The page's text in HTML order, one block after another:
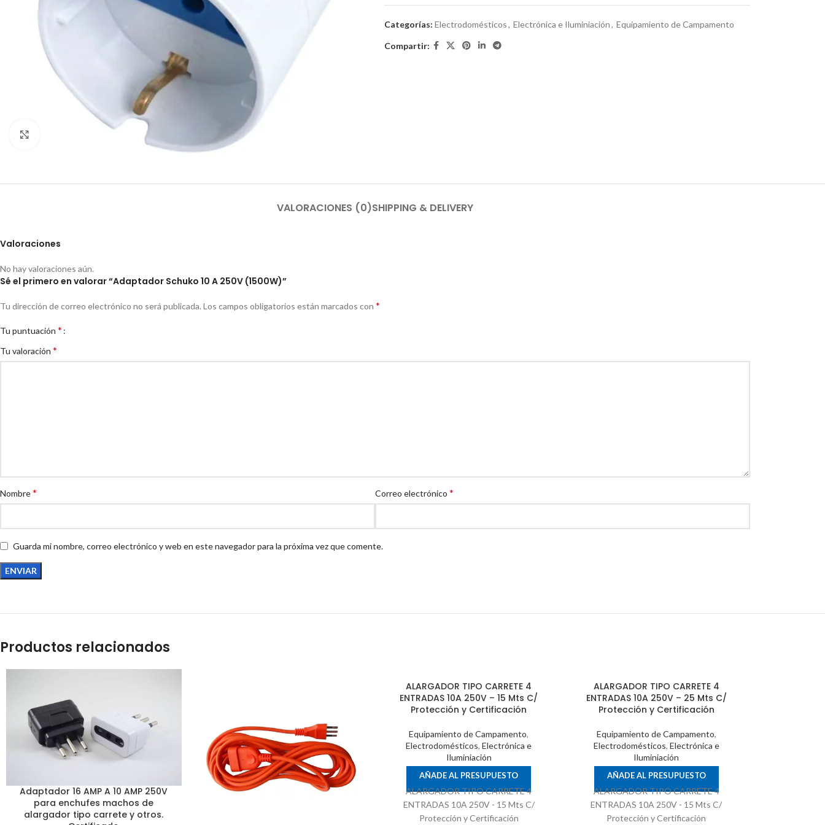
Categorías: Electrodomésticos, Electrónica e Iluminiación, Equipamiento de Campamento
Compartir:
VALORACIONES (0)SHIPPING & DELIVERY
Valoraciones
No hay valoraciones aún.
Sé el primero en valorar “Adaptador Schuko 10 A 250V (1500W)”
Tu dirección de correo electrónico no será publicada. Los campos obligatorios están marcados con *
Tu puntuación *
Tu valoración *
Nombre* Correo electrónico *
Guarda mi nombre, correo electrónico y web en este navegador para la próxima vez que comente.
Productos relacionados
Adaptador 16 AMP A 10 AMP 250V
para enchufes machos de
alargador tipo carrete y otros.
ALARGADOR TIPO CARRETE 4
ENTRADAS 10A 250V – 15 Mts C/
Protección y Certificación
Equipamiento de Campamento,
Electrodomésticos,Electrónica e
Iluminiación
AÑADE AL PRESUPUESTO
ALARGADOR TIPO CARRETE 4
ENTRADAS 10A 250V - 15 Mts C/
Protección y Certificación
ALARGADOR TIPO CARRETE 4
ENTRADAS 10A 250V – 25 Mts C/
Protección y Certificación
Equipamiento de Campamento,
Electrodomésticos, Electrónica e
Iluminiación
AÑADE AL PRESUPUESTO
ALARGADOR TIPO CARRETE 4
ENTRADAS 10A 250V - 15 Mts C/
Protección y Certificación